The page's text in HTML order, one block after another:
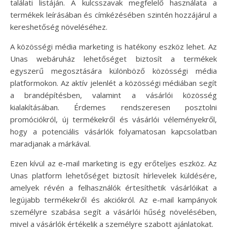
találati listáján. A kulcsszavak megfelelő használata a
termékek leírásában és címkézésében szintén hozzájárul a
kereshetőség növeléséhez.
A közösségi média marketing is hatékony eszköz lehet. Az
Unas webáruház lehetőséget biztosít a termékek
egyszerű megosztására különböző közösségi média
platformokon. Az aktív jelenlét a közösségi médiában segít
a brandépítésben, valamint a vásárlói közösség
kialakításában. Érdemes rendszeresen posztolni
promóciókról, új termékekről és vásárlói véleményekről,
hogy a potenciális vásárlók folyamatosan kapcsolatban
maradjanak a márkával.
Ezen kívül az e-mail marketing is egy erőteljes eszköz. Az
Unas platform lehetőséget biztosít hírlevelek küldésére,
amelyek révén a felhasználók értesíthetik vásárlóikat a
legújabb termékekről és akciókról. Az e-mail kampányok
személyre szabása segít a vásárlói hűség növelésében,
mivel a vásárlók értékelik a személyre szabott ajánlatokat.